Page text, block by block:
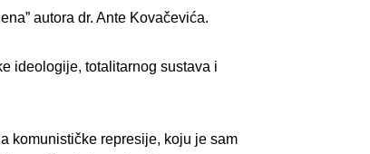
autora dr. Ante Kovačevića.
ideologije, totalitarnog sustava i
komunističke represije, koju je sam